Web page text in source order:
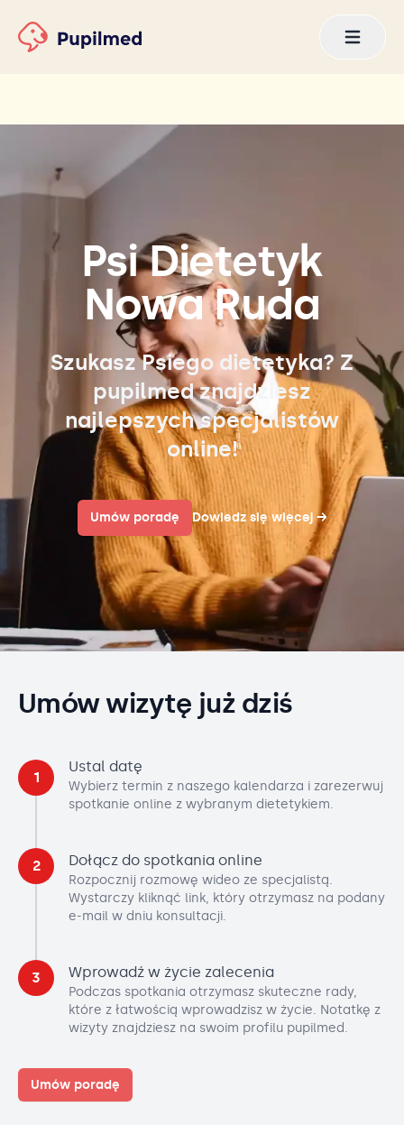
Psi Dietetyk
Nowa Ruda
Szukasz Psiego dietetyka? Z
pupilmed znajdziesz
najlepszych specjalistów
online!
Umów poradę Dowiedz się więcej →
Umów wizytę już dziś
1
Ustal datę
Wybierz termin z naszego kalendarza i zarezerwuj
spotkanie online z wybranym dietetykiem.
2 Dołącz do spotkania online
Rozpocznij rozmowę wideo ze specjalistą.
Wystarczy kliknąć link, który otrzymasz na podany
e-mail w dniu konsultacji.
3 Wprowadź w życie zalecenia
Podczas spotkania otrzymasz skuteczne rady,
które z łatwością wprowadzisz w życie. Notatkę z
wizyty znajdziesz na swoim profilu pupilmed.
Umów poradę